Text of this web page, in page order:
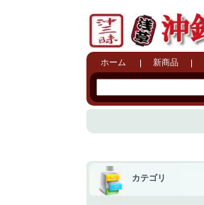
ホーム 新商品
カテゴリ